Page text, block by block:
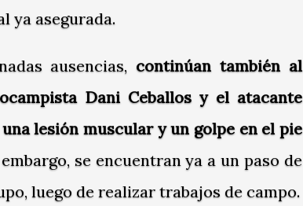
ya asegurada.
ausencias,continúan también al
Dani Ceballos y el atacante
lesión muscular y un golpe en el pie
se encuentran ya a un paso de
luego de realizar trabajos de campo.